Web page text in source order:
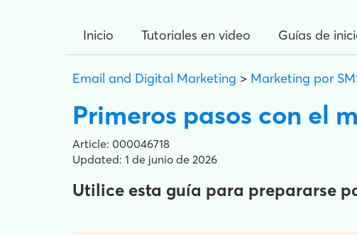
Inicio Tutoriales en video Guías de
Email and Digital Marketing > Marketing por
Primeros pasos con el
Article: 000046718
Updated: 1 de junio de 2026
Utilice esta guía para prepararse